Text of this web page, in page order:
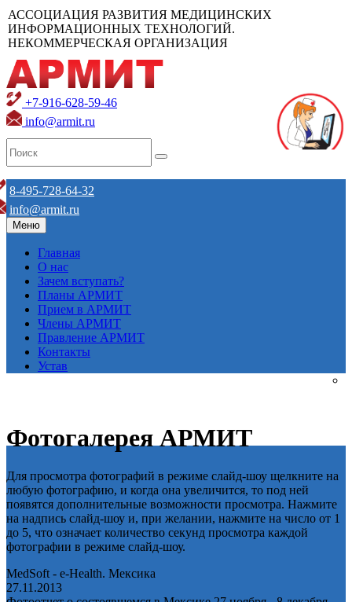
АССОЦИАЦИЯ РАЗВИТИЯ МЕДИЦИНСКИХ
ИНФОРМАЦИОННЫХ ТЕХНОЛОГИЙ.
НЕКОММЕРЧЕСКАЯ ОРГАНИЗАЦИЯ
+7-916-628-59-46
info@armit.ru
8-495-728-64-32
info@armit.ru
Меню
Главная
О нас
Зачем вступать?
Планы АРМИТ
Прием в АРМИТ
Члены АРМИТ
Правление АРМИТ
Контакты
Устав
Фотогалерея АРМИТ
Для просмотра фотографий в режиме слайд-шоу щелкните на
любую фотографию, и когда она увеличится, то под ней
появятся дополнительные возможности просмотра. Нажмите
на надпись слайд-шоу и, при желании, нажмите на число от 1
до 5, что означает количество секунд просмотра каждой
фотографии в режиме слайд-шоу.
MedSoft - e-Health. Мексика
27.11.2013